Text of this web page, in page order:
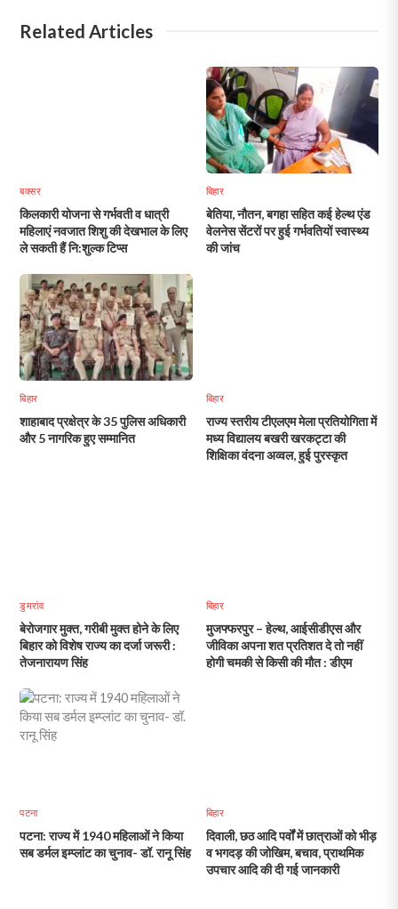
Related Articles
बक्सर
किलकारी योजना से गर्भवती व धात्री
महिलाएं नवजात शिशु की देखभाल के लिए
ले सकती हैं नि:शुल्क टिप्स
बिहार
बेतिया, नौतन, बगहा सहित कई हेल्थ एंड
वेलनेस सेंटरों पर हुई गर्भवतियों स्वास्थ्य
की जांच
बिहार
शाहाबाद प्रक्षेत्र के 35 पुलिस अधिकारी
और 5 नागरिक हुए सम्मानित
बिहार
राज्य स्तरीय टीएलएम मेला प्रतियोगिता में
मध्य विद्यालय बखरी खरकट्टा की
शिक्षिका वंदना अव्वल, हुई पुरस्कृत
डुमरांव
बेरोजगार मुक्त, गरीबी मुक्त होने के लिए
बिहार को विशेष राज्य का दर्जा जरूरी :
तेजनारायण सिंह
बिहार
मुजफ्फरपुर – हेल्थ, आईसीडीएस और
जीविका अपना शत प्रतिशत दे तो नहीं
होगी चमकी से किसी की मौत : डीएम
पटना
पटना: राज्य में 1940 महिलाओं ने किया
सब डर्मल इम्प्लांट का चुनाव- डॉ. रानू सिंह
बिहार
दिवाली, छठ आदि पर्वों में छात्राओं को भीड़
व भगदड़ की जोखिम, बचाव, प्राथमिक
उपचार आदि की दी गई जानकारी